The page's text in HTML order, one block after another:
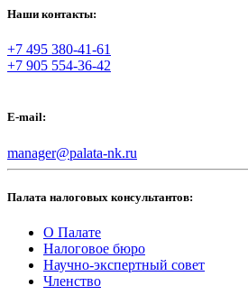
Наши контакты:
+7 495 380-41-61
+7 905 554-36-42
E-mail:
manager@palata-nk.ru
Палата налоговых консультантов:
О Палате
Налоговое бюро
Научно-экспертный совет
Членство